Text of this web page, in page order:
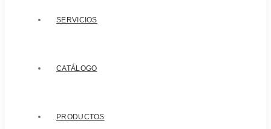
SERVICIOS
CATÁLOGO
PRODUCTOS